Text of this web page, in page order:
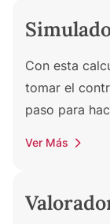
Con esta
tomar el
paso para
Ver Más